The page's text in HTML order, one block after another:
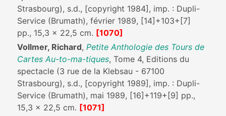
Strasbourg), s.d., [copyright 1984], imp. : Dupli-
Service (Brumath), février 1989, [14]+103+[7]
pp., 15,3 x 22,5 cm. [1070]
Vollmer, Richard, Petite Anthologie des Tours de
Cartes Au-to-ma-tiques, Tome 4, Editions du
spectacle (3 rue de la Klebsau - 67100
Strasbourg), s.d., [copyright 1989], imp. : Dupli-
Service (Brumath), mai 1989, [16]+119+[9] pp.,
15,3 x 22,5 cm. [1071]